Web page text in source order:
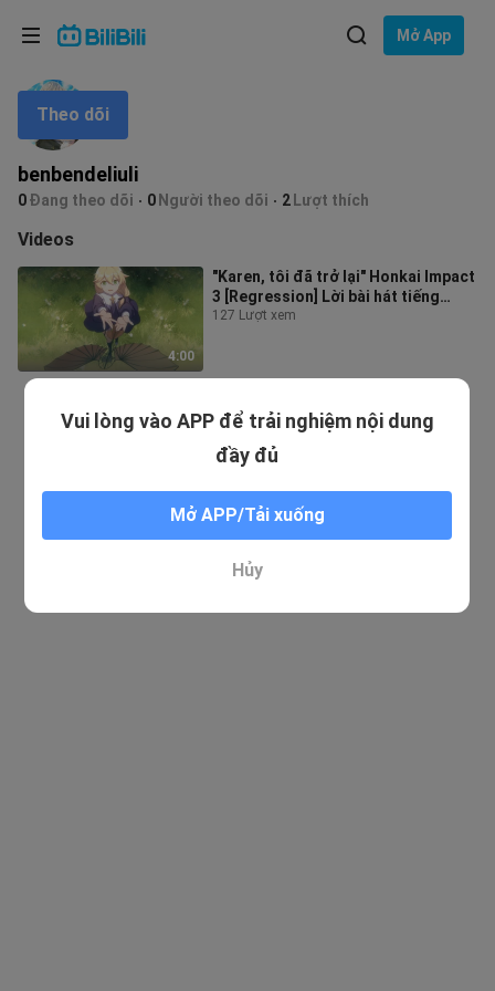
Mở App
benbendeliuli
0Đang theo dõi 0 Người theo dõi 2 Lượt thích
Theo dõi
Videos
4:00
"Karen, tôi đã trở lại" Honkai Impact
3 [Regression] Lời bài hát tiếng
Trung và những giọt nước mắt
127 Lượt xem
Ngôn ngữ: Tiếng Việt
Lựa chọn ngôn ngữ
English
ภาษาไทย
Tiếng Việt
Bahasa Melayu
Vui lòng vào APP để trải nghiệm nội dung
đầy đủ
Mở APP/Tải xuống
Hủy